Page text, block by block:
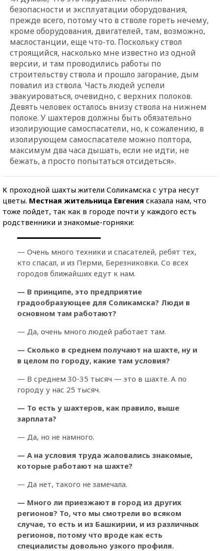
безопасности и эксплуатации оборудования,
прежде всего, потому что в стволе гореть нечему,
кроме оборудования, двигателей, там, возможно,
маслостанции, еще что-то. Поскольку ствол
строящийся, насколько мне известно из одной
версии, и там проводились работы по
строительству ствола и прошло загорание, дым
повалил из ствола. Часть людей успели
эвакуироваться, очевидно, с верхних полоков.
Девять человек осталось внизу ствола на нижнем
полоке. У шахтеров должны быть обязательно
изолирующие самоспасатели, но, к сожалению, в
изолирующем самоспасателе можно полтора,
максимум два часа дышать, если не идти, не
бежать, а просто попытаться отсидеться».
К проходной шахты жители Соликамска с утра несут
цветы. Местная жительница Евгения сказала нам, что
тоже пойдет, так как в городе почти у каждого есть
родственники и знакомые-горняки:
— Очень много техники и спасателей, ребят тех,
кто спасал, и из Перми, Березниковки. Со всех
городов ближайших едут к нам.
— В принципе, это предприятие
градообразующее для Соликамска? Люди в
основном там работают?
— Да, очень много людей работает там.
— Сколько в среднем получают на шахте, ну и
в целом по городу, какие там условия?
— В среднем 30-35 тысяч — это в шахте. А по
городу у нас 25 тысяч.
— То есть у шахтеров, как правило, выше
зарплата?
— Да, но не намного.
— А на условия труда жаловались знакомые,
которые работают на шахте?
— Да нет, такого не замечала.
— Много ли приезжают в город из других
регионов? То, что мы смотрели во всяком
случае, то есть и из Башкирии, и из различных
регионов, потому что вроде как есть
специалисты довольно узкого профиля.